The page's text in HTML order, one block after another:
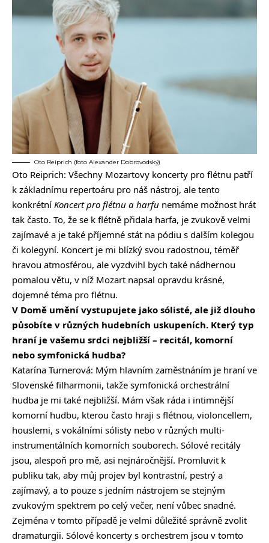
Oto Reiprich (foto Alexander Dobrovodský)
Oto Reiprich: Všechny Mozartovy koncerty pro flétnu patří
k základnímu repertoáru pro náš nástroj, ale tento
konkrétní Koncert pro flétnu a harfu nemáme možnost hrát
tak často. To, že se k flétně přidala harfa, je zvukově velmi
zajímavé a je také příjemné stát na pódiu s dalším kolegou
či kolegyní. Koncert je mi blízký svou radostnou, téměř
hravou atmosférou, ale vyzdvihl bych také nádhernou
pomalou větu, v níž Mozart napsal opravdu krásné,
dojemné téma pro flétnu.
V Domě umění vystupujete jako sólisté, ale již dlouho
působíte v různých hudebních uskupeních. Který typ
hraní je vašemu srdci nejbližší – recitál, komorní
nebo symfonická hudba?
Katarína Turnerová: Mým hlavním zaměstnáním je hraní ve
Slovenské filharmonii, takže symfonická orchestrální
hudba je mi také nejbližší. Mám však ráda i intimnější
komorní hudbu, kterou často hraji s flétnou, violoncellem,
houslemi, s vokálními sólisty nebo v různých multi-
instrumentálních komorních souborech. Sólové recitály
jsou, alespoň pro mě, asi nejnáročnější. Promluvit k
publiku tak, aby můj projev byl kontrastní, pestrý a
zajímavý, a to pouze s jedním nástrojem se stejným
zvukovým spektrem po celý večer, není vůbec snadné.
Zejména v tomto případě je velmi důležité správně zvolit
dramaturgii. Sólové koncerty s orchestrem jsou v tomto